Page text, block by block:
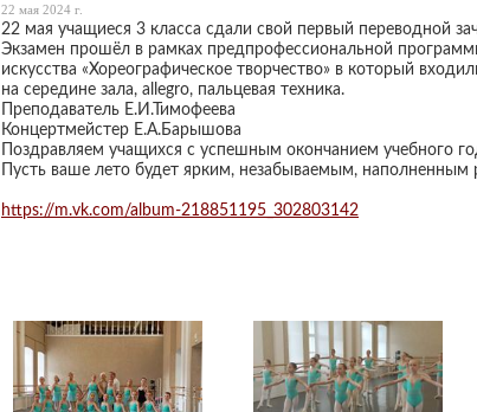
22 мая 2024 г.
22 мая учащиеся 3 класса сдали свой первый переводной
Экзамен прошёл в рамках предпрофессиональной
искусства «Хореографическое творчество» в который
на середине зала, allegro, пальцевая техника.
Преподаватель Е.И.Тимофеева
Концертмейстер Е.А.Барышова
Поздравляем учащихся с успешным окончанием учебного
Пусть ваше лето будет ярким, незабываемым,
https://m.vk.com/album-218851195_302803142